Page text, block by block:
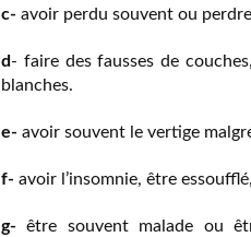
c- avoir perdu souvent ou
d- faire des fausses de
blanches.
e- avoir souvent le vertige
f- avoir l’insomnie, être
g- être souvent malade ou